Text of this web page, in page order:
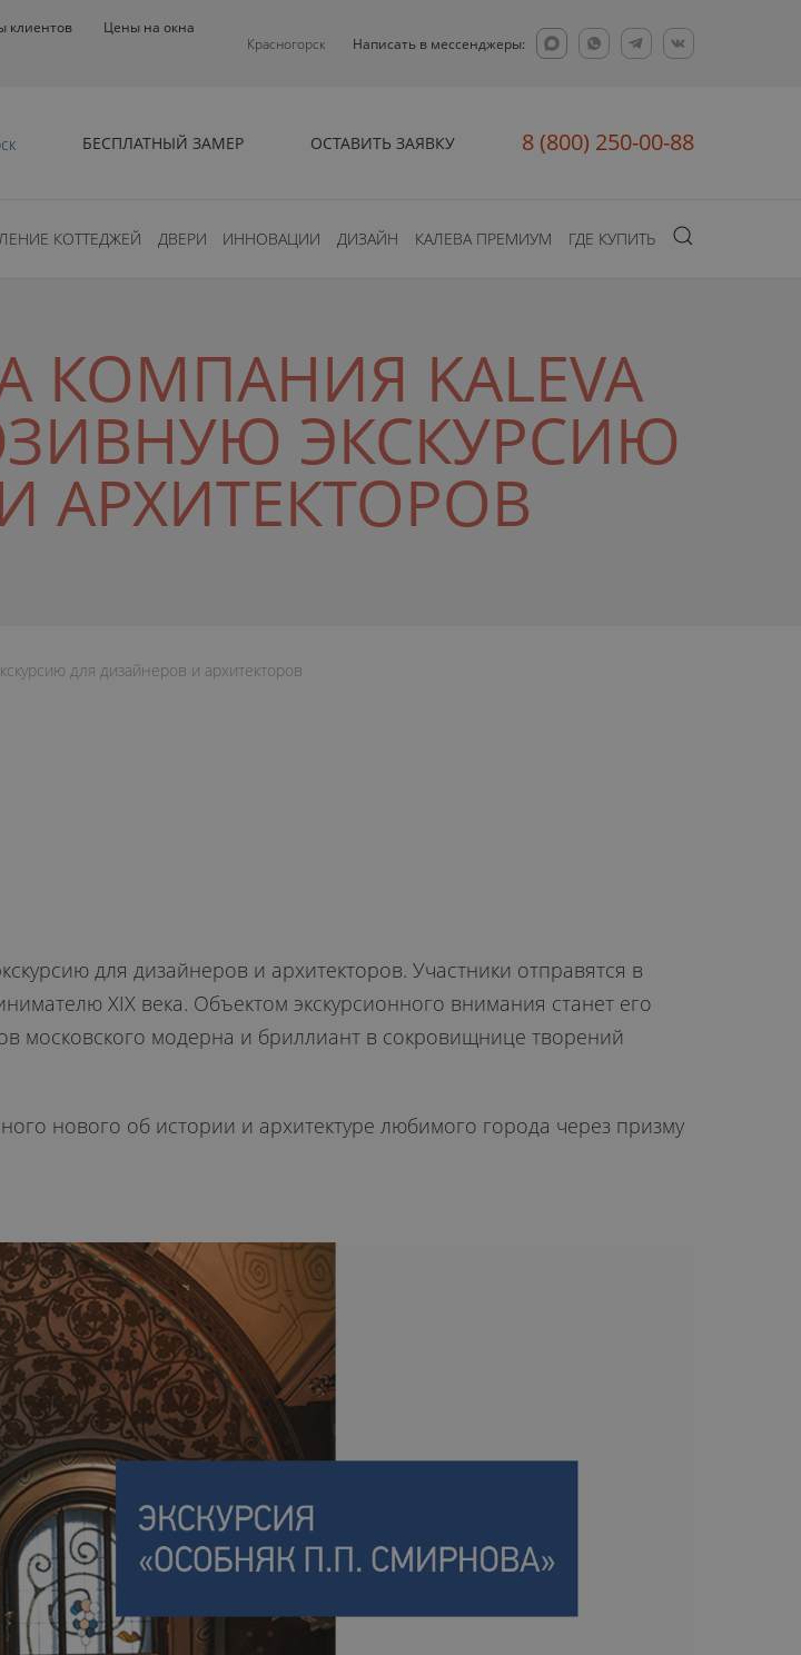
клиентов
Цены на окна
Красногорск Написать в мессенджеры:
БЕСПЛАТНЫЙ ЗАМЕР ОСТАВИТЬ ЗАЯВКУ 8 (800) 250-00-88
КОТТЕДЖЕЙ ДВЕРИ ИННОВАЦИИ ДИЗАЙН КАЛЕВА ПРЕМИУМ ГДЕ КУПИТЬ
КОМПАНИЯ KALEVA
ЭКСКУРСИЮ
АРХИТЕКТОРОВ
для дизайнеров и архитекторов
для дизайнеров и архитекторов. Участники отправятся в
XIX века. Объектом экскурсионного внимания станет его
московского модерна и бриллиант в сокровищнице творений
нового об истории и архитектуре любимого города через призму